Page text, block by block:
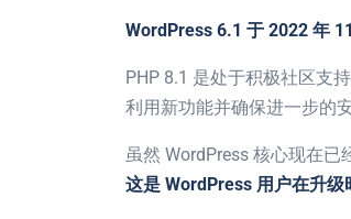
WordPress 6.1 于 2022 年
PHP 8.1 是处于积极社区支
利用新功能并确保进一步的
虽然 WordPress 核心现在已
这是 WordPress 用户在升